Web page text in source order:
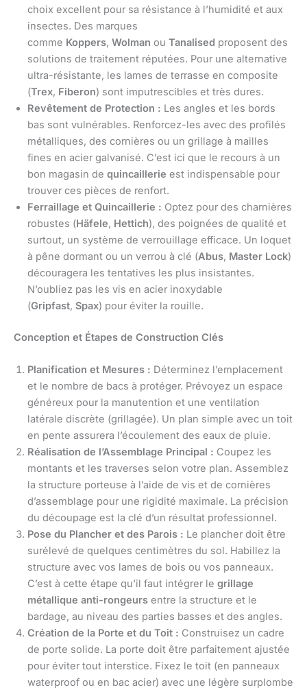
choix excellent pour sa résistance à l’humidité et aux
insectes. Des marques
comme Koppers, Wolman ou Tanalised proposent des
solutions de traitement réputées. Pour une alternative
ultra-résistante, les lames de terrasse en composite
(Trex, Fiberon) sont imputrescibles et très dures.
Revêtement de Protection : Les angles et les bords
bas sont vulnérables. Renforcez-les avec des profilés
métalliques, des cornières ou un grillage à mailles
fines en acier galvanisé. C’est ici que le recours à un
bon magasin de quincaillerie est indispensable pour
trouver ces pièces de renfort.
Ferraillage et Quincaillerie : Optez pour des charnières
robustes (Häfele, Hettich), des poignées de qualité et
surtout, un système de verrouillage efficace. Un loquet
à pêne dormant ou un verrou à clé (Abus, Master Lock)
découragera les tentatives les plus insistantes.
N’oubliez pas les vis en acier inoxydable
(Gripfast, Spax) pour éviter la rouille.
Conception et Étapes de Construction Clés
Planification et Mesures : Déterminez l’emplacement
et le nombre de bacs à protéger. Prévoyez un espace
généreux pour la manutention et une ventilation
latérale discrète (grillagée). Un plan simple avec un toit
en pente assurera l’écoulement des eaux de pluie.
Réalisation de l’Assemblage Principal : Coupez les
montants et les traverses selon votre plan. Assemblez
la structure porteuse à l’aide de vis et de cornières
d’assemblage pour une rigidité maximale. La précision
du découpage est la clé d’un résultat professionnel.
Pose du Plancher et des Parois : Le plancher doit être
surélevé de quelques centimètres du sol. Habillez la
structure avec vos lames de bois ou vos panneaux.
C’est à cette étape qu’il faut intégrer le grillage
métallique anti-rongeurs entre la structure et le
bardage, au niveau des parties basses et des angles.
Création de la Porte et du Toit : Construisez un cadre
de porte solide. La porte doit être parfaitement ajustée
pour éviter tout interstice. Fixez le toit (en panneaux
waterproof ou en bac acier) avec une légère surplombe